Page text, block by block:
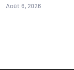
Août 6, 2026